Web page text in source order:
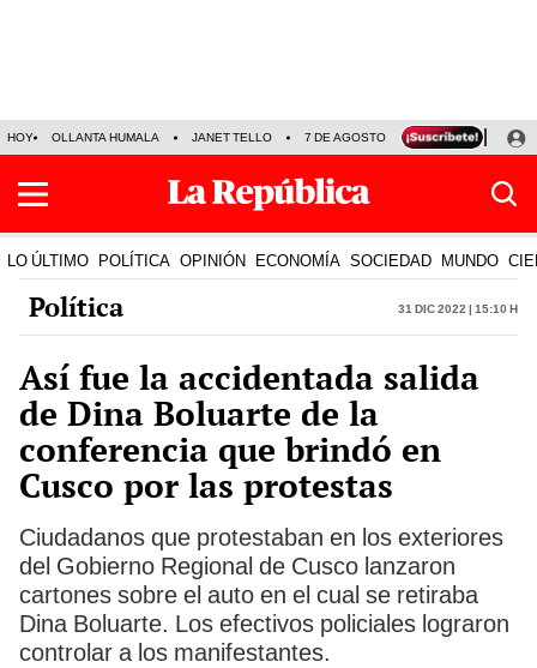
HOY OLLANTA HUMALA JANET TELLO 7 DE AGOSTO TINKA RESULTADOS
LO ÚLTIMO POLÍTICA OPINIÓN ECONOMÍA SOCIEDAD MUNDO
Política 31 Dic 2022 | 15:10 h
Así fue la accidentada salida
de Dina Boluarte de la
conferencia que brindó en
Cusco por las protestas
Ciudadanos que protestaban en los exteriores
del Gobierno Regional de Cusco lanzaron
cartones sobre el auto en el cual se retiraba
Dina Boluarte. Los efectivos policiales lograron
controlar a los manifestantes.